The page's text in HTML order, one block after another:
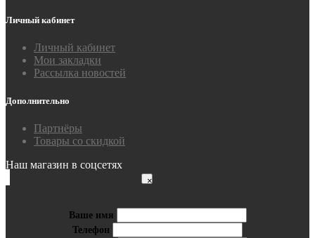
Личный кабинет
Личный кабинет
Мои закладки
Рассылка новостей
Дополнительно
Партнёры
Товары со скидкой
Наш магазин в соцсетях
×
Ваше имя
Телефон